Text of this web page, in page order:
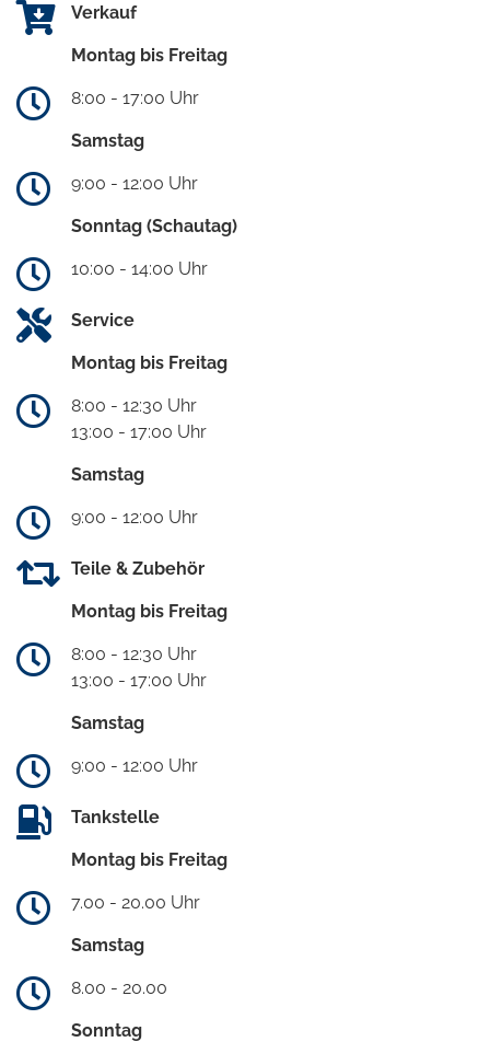
Verkauf
Montag bis Freitag
8:00 - 17:00 Uhr
Samstag
9:00 - 12:00 Uhr
Sonntag (Schautag)
10:00 - 14:00 Uhr
Service
Montag bis Freitag
8:00 - 12:30 Uhr
13:00 - 17:00 Uhr
Samstag
9:00 - 12:00 Uhr
Teile & Zubehör
Montag bis Freitag
8:00 - 12:30 Uhr
13:00 - 17:00 Uhr
Samstag
9:00 - 12:00 Uhr
Tankstelle
Montag bis Freitag
7.00 - 20.00 Uhr
Samstag
8.00 - 20.00
Sonntag